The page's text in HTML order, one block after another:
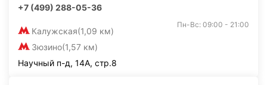
+7 (499) 288-05-36
Калужская(1,09 км)
Зюзино(1,57 км)
Пн-Вс: 09:00 - 21:00
Научный п-д, 14А, стр.8